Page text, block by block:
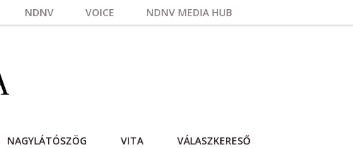
NDNV VOICE NDNV MEDIA HUB
NAGYLÁTÓSZÖG VITA VÁLASZKERESŐ